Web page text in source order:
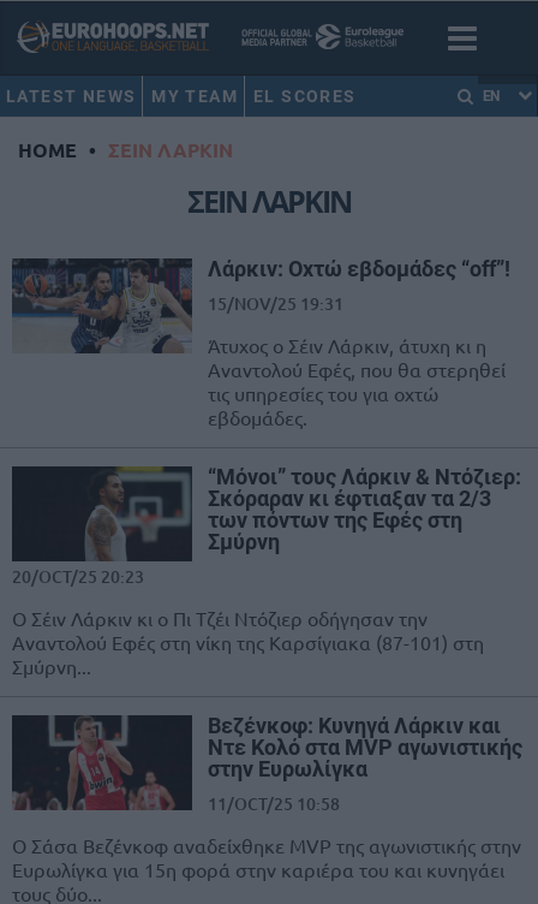
LATEST NEWS MY TEAM EL SCORES EN
HOME • ΣΕΙΝ ΛΑΡΚΙΝ
ΣΕΙΝ ΛΑΡΚΙΝ
Λάρκιν: Οχτώ εβδομάδες “off”!
15/NOV/25 19:31
Άτυχος ο Σέιν Λάρκιν, άτυχη κι η
Αναντολού Εφές, που θα στερηθεί
τις υπηρεσίες του για οχτώ
εβδομάδες.
“Μόνοι” τους Λάρκιν & Ντόζιερ:
Σκόραραν κι έφτιαξαν τα 2/3
των πόντων της Εφές στη
Σμύρνη
20/OCT/25 20:23
Ο Σέιν Λάρκιν κι ο Πι Τζέι Ντόζιερ οδήγησαν την
Αναντολού Εφές στη νίκη της Καρσίγιακα (87-101) στη
Σμύρνη...
Βεζένκοφ: Κυνηγά Λάρκιν και
Ντε Κολό στα MVP αγωνιστικής
στην Ευρωλίγκα
11/OCT/25 10:58
Ο Σάσα Βεζένκοφ αναδείχθηκε MVP της αγωνιστικής στην
Ευρωλίγκα για 15η φορά στην καριέρα του και κυνηγάει
τους δύο...